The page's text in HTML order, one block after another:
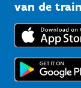
Bedrijven
Trainers en
Topsporters
Downloads
Voor de pers
van de